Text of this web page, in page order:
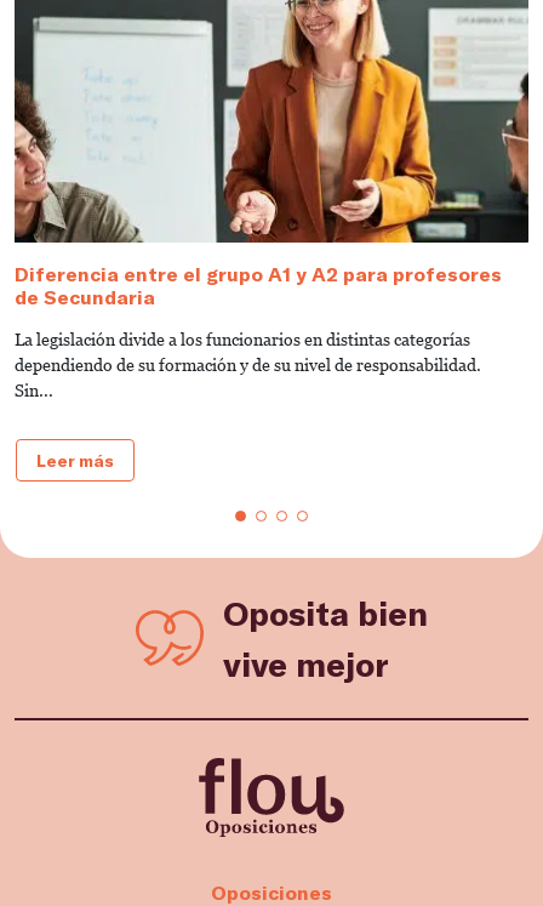
Diferencia entre el grupo A1 y A2 para profesores
de Secundaria
La legislación divide a los funcionarios en distintas categorías
dependiendo de su formación y de su nivel de responsabilidad.
Sin...
Leer más
Oposita bien
vive mejor
Oposiciones